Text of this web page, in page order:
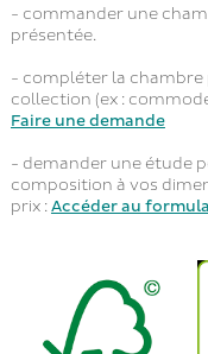
- commander une
présentée.
- compléter la chambre
collection (ex :
Faire une demande
- demander une étude
composition à vos
prix :Accéder au